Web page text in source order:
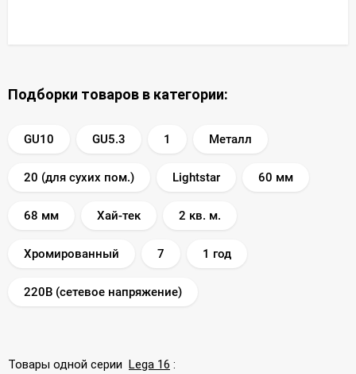
Подборки товаров в категории:
GU10 GU5.3 1 Металл
20 (для сухих пом.) Lightstar 60 мм
68 мм Хай-тек 2 кв. м.
Хромированный 7 1 год
220В (сетевое напряжение)
Товары одной серии Lega 16 :